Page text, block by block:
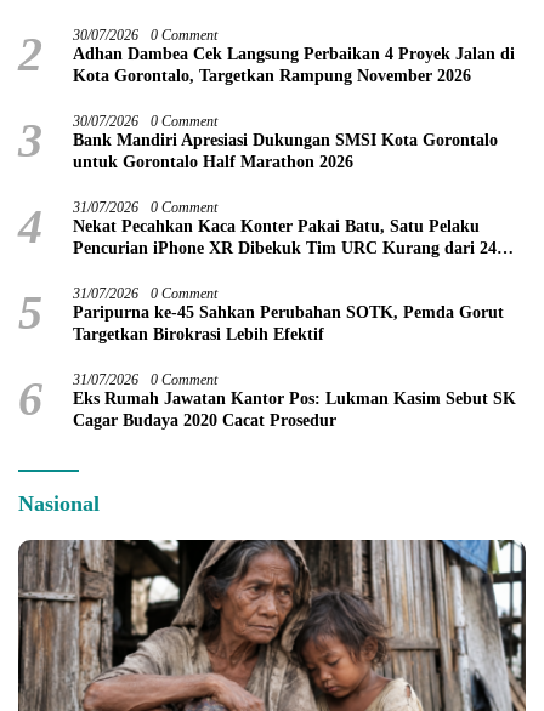
2 30/07/2026 0 Comment
Adhan Dambea Cek Langsung Perbaikan 4 Proyek Jalan di
Kota Gorontalo, Targetkan Rampung November 2026
3 30/07/2026 0 Comment
Bank Mandiri Apresiasi Dukungan SMSI Kota Gorontalo
untuk Gorontalo Half Marathon 2026
4 31/07/2026 0 Comment
Nekat Pecahkan Kaca Konter Pakai Batu, Satu Pelaku
Pencurian iPhone XR Dibekuk Tim URC Kurang dari 24
5 31/07/2026 0 Comment
Paripurna ke-45 Sahkan Perubahan SOTK, Pemda Gorut
Targetkan Birokrasi Lebih Efektif
6 31/07/2026 0 Comment
Eks Rumah Jawatan Kantor Pos: Lukman Kasim Sebut SK
Cagar Budaya 2020 Cacat Prosedur
Nasional